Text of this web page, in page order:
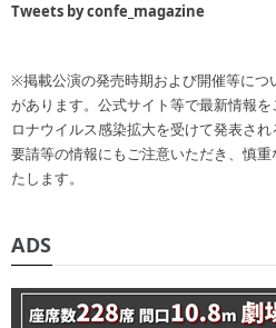
Tweets by confe_magazine
※掲載公演の発売時期および開催等につ
があります。公式サイト等で最新情報
ロナウイルス感染拡大を受けて発表さ
要請等の情報にもご注意いただき、慎
たします。
ADS